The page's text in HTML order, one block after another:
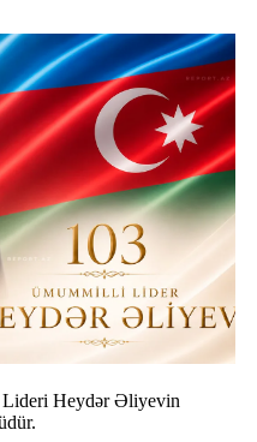
Lideri Heydər Əliyevin